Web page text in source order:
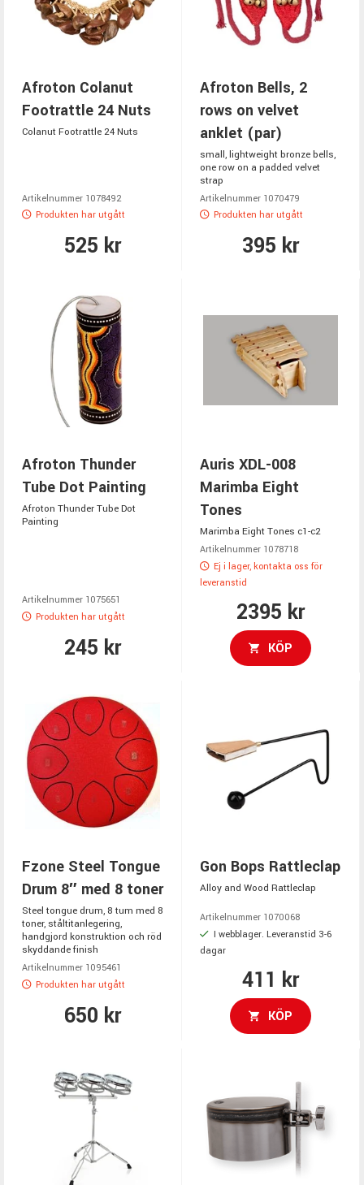
Afroton Colanut
Footrattle 24 Nuts
Colanut Footrattle 24 Nuts
Artikelnummer 1078492
Produkten har utgått
525 kr
Afroton Bells, 2
rows on velvet
anklet (par)
small, lightweight bronze bells,
one row on a padded velvet
strap
Artikelnummer 1070479
Produkten har utgått
395 kr
Afroton Thunder
Tube Dot Painting
Afroton Thunder Tube Dot
Painting
Artikelnummer 1075651
Produkten har utgått
245 kr
Auris XDL-008
Marimba Eight
Tones
Marimba Eight Tones c1-c2
Artikelnummer 1078718
Ej i lager, kontakta oss för
leveranstid
2395 kr
KÖP
Fzone Steel Tongue
Drum 8″ med 8 toner
Steel tongue drum, 8 tum med 8
toner, ståltitanlegering,
handgjord konstruktion och röd
skyddande finish
Artikelnummer 1095461
Produkten har utgått
650 kr
Gon Bops Rattleclap
Alloy and Wood Rattleclap
Artikelnummer 1070068
I webblager. Leveranstid 3-6
dagar
411 kr
KÖP